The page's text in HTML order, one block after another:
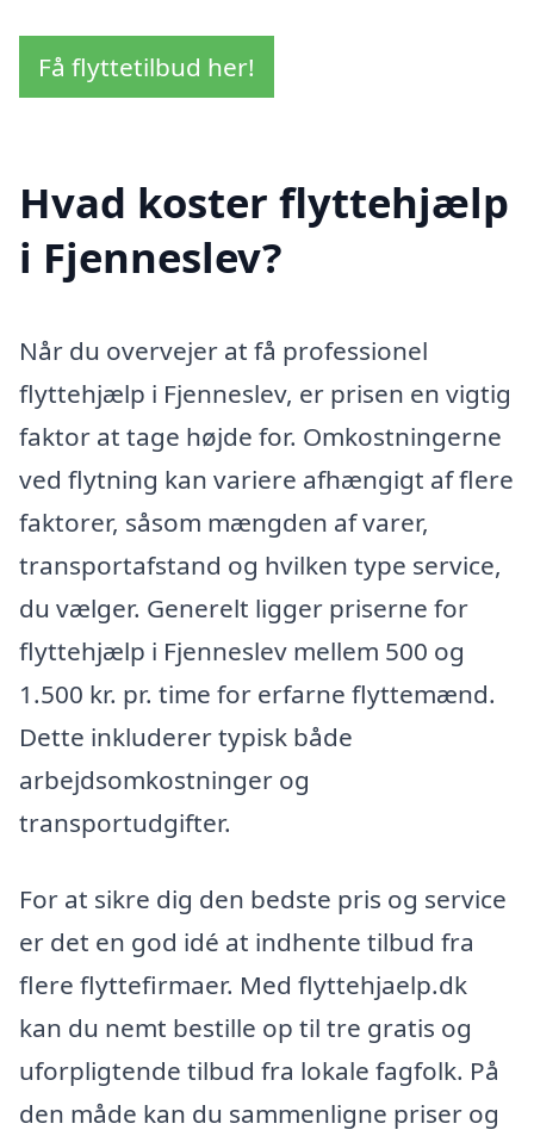
Få flyttetilbud her!
Hvad koster flyttehjælp
i Fjenneslev?
Når du overvejer at få professionel
flyttehjælp i Fjenneslev, er prisen en vigtig
faktor at tage højde for. Omkostningerne
ved flytning kan variere afhængigt af flere
faktorer, såsom mængden af varer,
transportafstand og hvilken type service,
du vælger. Generelt ligger priserne for
flyttehjælp i Fjenneslev mellem 500 og
1.500 kr. pr. time for erfarne flyttemænd.
Dette inkluderer typisk både
arbejdsomkostninger og
transportudgifter.
For at sikre dig den bedste pris og service
er det en god idé at indhente tilbud fra
flere flyttefirmaer. Med flyttehjaelp.dk
kan du nemt bestille op til tre gratis og
uforpligtende tilbud fra lokale fagfolk. På
den måde kan du sammenligne priser og